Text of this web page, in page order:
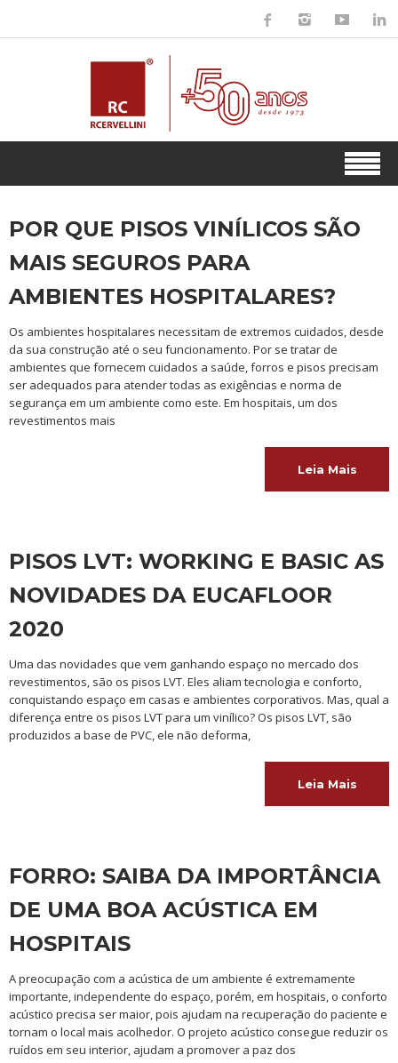
POR QUE PISOS VINÍLICOS SÃO
MAIS SEGUROS PARA
AMBIENTES HOSPITALARES?
Os ambientes hospitalares necessitam de extremos cuidados, desde
da sua construção até o seu funcionamento. Por se tratar de
ambientes que fornecem cuidados a saúde, forros e pisos precisam
ser adequados para atender todas as exigências e norma de
segurança em um ambiente como este. Em hospitais, um dos
revestimentos mais
Leia Mais
PISOS LVT: WORKING E BASIC AS
NOVIDADES DA EUCAFLOOR
2020
Uma das novidades que vem ganhando espaço no mercado dos
revestimentos, são os pisos LVT. Eles aliam tecnologia e conforto,
conquistando espaço em casas e ambientes corporativos. Mas, qual a
diferença entre os pisos LVT para um vinílico? Os pisos LVT, são
produzidos a base de PVC, ele não deforma,
Leia Mais
FORRO: SAIBA DA IMPORTÂNCIA
DE UMA BOA ACÚSTICA EM
HOSPITAIS
A preocupação com a acústica de um ambiente é extremamente
importante, independente do espaço, porém, em hospitais, o conforto
acústico precisa ser maior, pois ajudam na recuperação do paciente e
tornam o local mais acolhedor. O projeto acústico consegue reduzir os
ruídos em seu interior, ajudam a promover a paz dos